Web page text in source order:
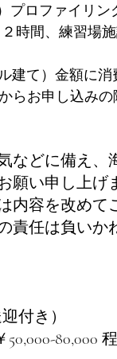
プロファイリ
時間、練習場
て）金額に消
らお申し込みの
などに備え、
願い申し上げ
内容を改めて
責任は負い
付き）
80,000